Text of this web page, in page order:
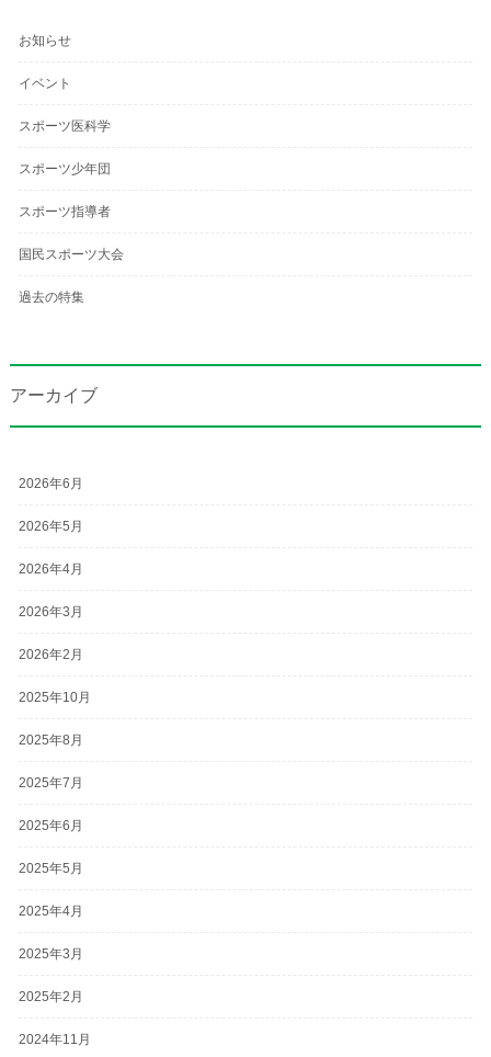
お知らせ
イベント
スポーツ医科学
スポーツ少年団
スポーツ指導者
国民スポーツ大会
過去の特集
アーカイブ
2026年6月
2026年5月
2026年4月
2026年3月
2026年2月
2025年10月
2025年8月
2025年7月
2025年6月
2025年5月
2025年4月
2025年3月
2025年2月
2024年11月